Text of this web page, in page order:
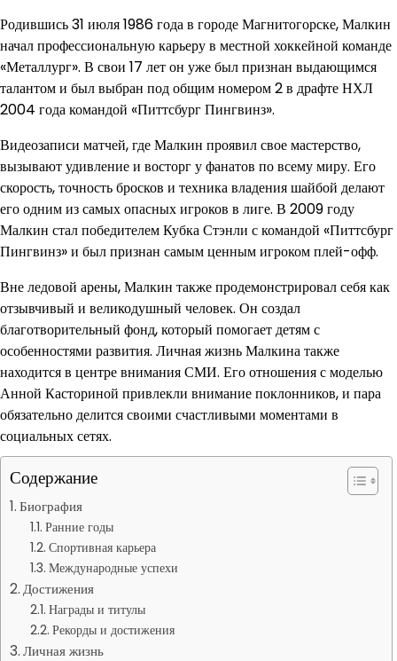
Родившись 31 июля 1986 года в городе Магнитогорске, Малкин
начал профессиональную карьеру в местной хоккейной команде
«Металлург». В свои 17 лет он уже был признан выдающимся
талантом и был выбран под общим номером 2 в драфте НХЛ
2004 года командой «Питтсбург Пингвинз».
Видеозаписи матчей, где Малкин проявил свое мастерство,
вызывают удивление и восторг у фанатов по всему миру. Его
скорость, точность бросков и техника владения шайбой делают
его одним из самых опасных игроков в лиге. В 2009 году
Малкин стал победителем Кубка Стэнли с командой «Питтсбург
Пингвинз» и был признан самым ценным игроком плей-офф.
Вне ледовой арены, Малкин также продемонстрировал себя как
отзывчивый и великодушный человек. Он создал
благотворительный фонд, который помогает детям с
особенностями развития. Личная жизнь Малкина также
находится в центре внимания СМИ. Его отношения с моделью
Анной Касториной привлекли внимание поклонников, и пара
обязательно делится своими счастливыми моментами в
социальных сетях.
Содержание
Биография
Ранние годы
Спортивная карьера
Международные успехи
Достижения
Награды и титулы
Рекорды и достижения
Личная жизнь